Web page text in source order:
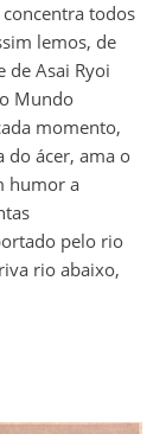
todos
lemos, de
Asai Ryoi
Mundo
momento,
do ácer, ama o
humor a
pelo rio
rio abaixo,